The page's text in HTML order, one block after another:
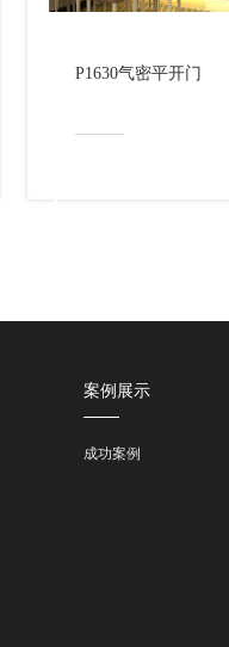
P1630气密平开门
案例展示
成功案例